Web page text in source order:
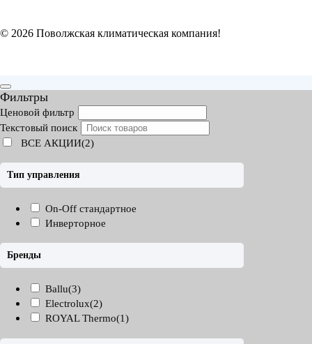
© 2026 Поволжская климатическая компания!
Фильтры
Ценовой фильтр
Текстовый поиск
ВСЕ АКЦИИ(2)
Тип управления
On-Off стандартное
Инверторное
Бренды
Ballu(3)
Electrolux(2)
ROYAL Thermo(1)